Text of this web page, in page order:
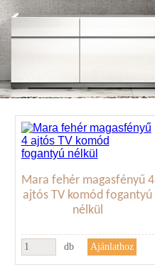
Mara fehér magasfényű 4
ajtós TV komód fogantyú
nélkül
db